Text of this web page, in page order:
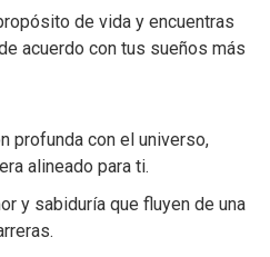
de vida y encuentras
acuerdo con tus sueños más
profunda con el universo,
alineado para ti.
y sabiduría que fluyen de una